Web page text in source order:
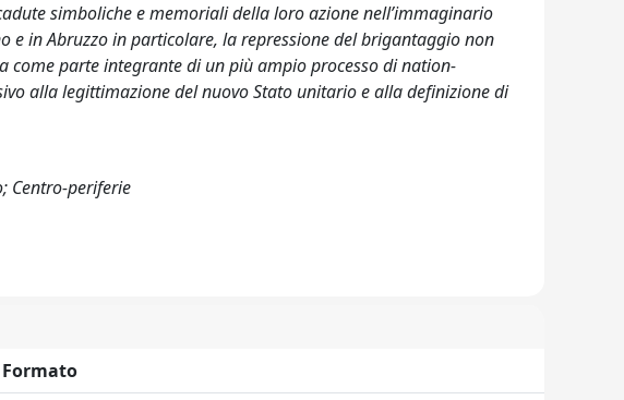
simboliche e memoriali della loro azione nell’immaginario
e in Abruzzo in particolare, la repressione del brigantaggio non
come parte integrante di un più ampio processo di nation-
alla legittimazione del nuovo Stato unitario e alla definizione di
Centro-periferie
Formato